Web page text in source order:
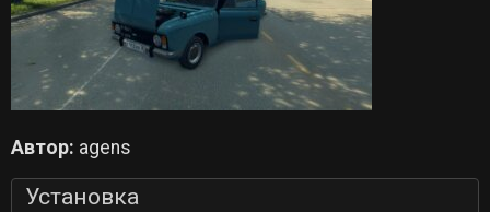
Автор: agens
Установка